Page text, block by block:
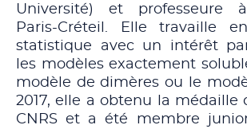
Université) et professeure à
Paris-Créteil. Elle travaille
statistique avec un intérêt
les modèles exactement
modèle de dimères ou le
2017, elle a obtenu la médaille
CNRS et a été membre